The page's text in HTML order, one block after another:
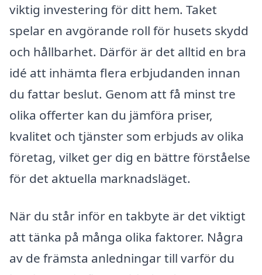
viktig investering för ditt hem. Taket
spelar en avgörande roll för husets skydd
och hållbarhet. Därför är det alltid en bra
idé att inhämta flera erbjudanden innan
du fattar beslut. Genom att få minst tre
olika offerter kan du jämföra priser,
kvalitet och tjänster som erbjuds av olika
företag, vilket ger dig en bättre förståelse
för det aktuella marknadsläget.
När du står inför en takbyte är det viktigt
att tänka på många olika faktorer. Några
av de främsta anledningar till varför du